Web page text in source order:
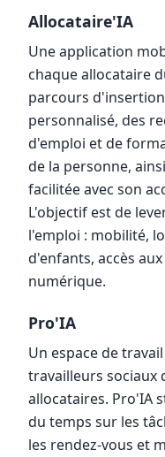
Allocataire'IA
Une application
chaque allocataire
parcours
personnalisé, des
d'emploi et de
de la personne,
facilitée avec son
L'objectif est de
l'emploi : mobilité,
d'enfants, accès
numérique.
Pro'IA
Un espace de
travailleurs sociaux
allocataires. Pro'IA
du temps sur les
les rendez-vous et